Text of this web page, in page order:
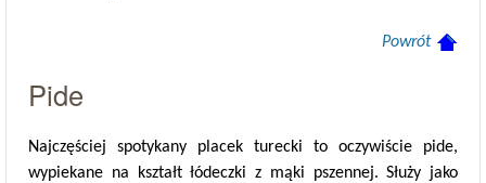
Powrót
Pide
Najczęściej spotykany placek turecki to oczywiście pide,
wypiekane na kształt łódeczki z mąki pszennej. Służy jako